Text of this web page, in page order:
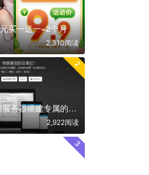
买一送一=2个月
2,310阅读
2
腾讯云轻量应用服务器搭建专属的云笔记服务
2,922阅读
3